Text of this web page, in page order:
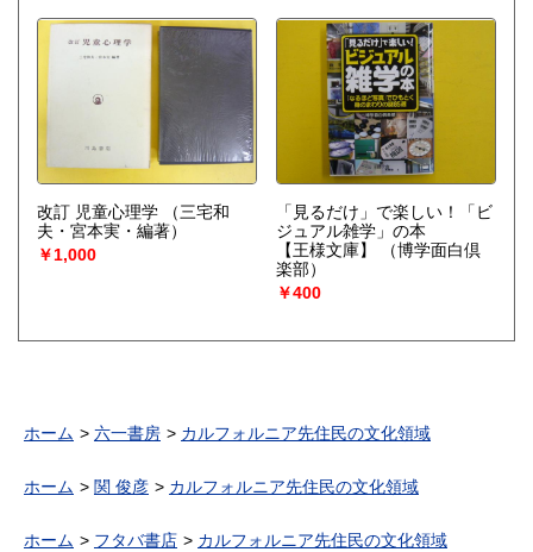
改訂 児童心理学
（三宅和
夫・宮本実・編著）
￥1,000
「見るだけ」で楽しい！「ビ
ジュアル雑学」の本
【王様文庫】
（博学面白倶
楽部）
￥400
ホーム 六一書房 カルフォルニア先住民の文化領域
ホーム 関 俊彦 カルフォルニア先住民の文化領域
ホーム フタバ書店 カルフォルニア先住民の文化領域